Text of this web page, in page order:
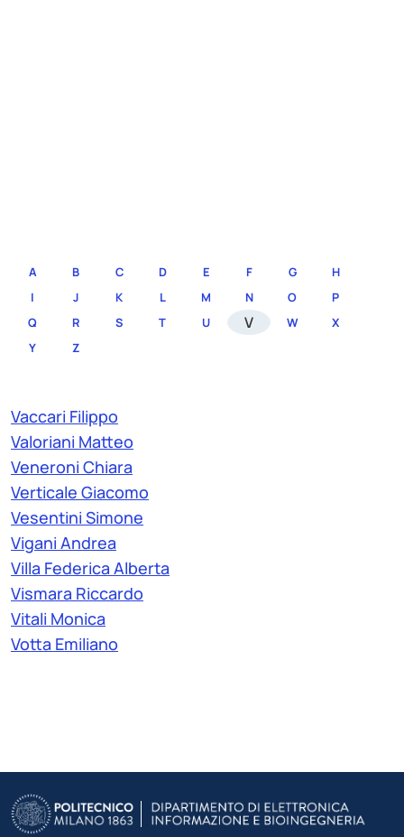
A B C D E F G
H
I
J K L M N O
P
Q
R S T U V W
X
Y
Z
Vaccari Filippo
Valoriani Matteo
Veneroni Chiara
Verticale Giacomo
Vesentini Simone
Vigani Andrea
Villa Federica Alberta
Vismara Riccardo
Vitali Monica
Votta Emiliano